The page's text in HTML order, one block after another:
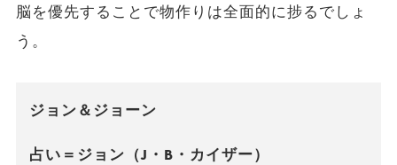
脳を優先することで物作りは全面的に捗るでしょ
う。
ジョン＆ジョーン
占い＝ジョン（J・B・カイザー）